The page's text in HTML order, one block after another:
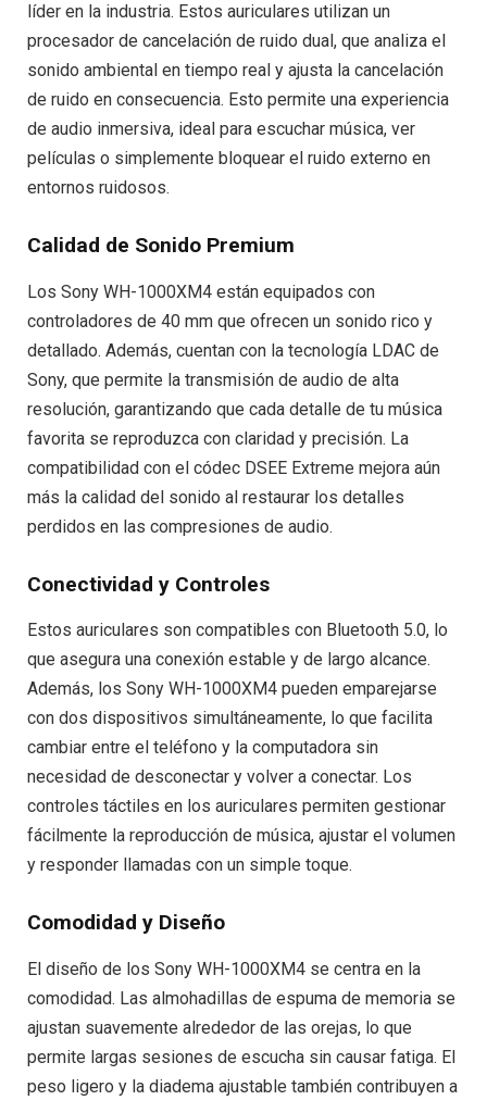
líder en la industria. Estos auriculares utilizan un
procesador de cancelación de ruido dual, que analiza el
sonido ambiental en tiempo real y ajusta la cancelación
de ruido en consecuencia. Esto permite una experiencia
de audio inmersiva, ideal para escuchar música, ver
películas o simplemente bloquear el ruido externo en
entornos ruidosos.
Calidad de Sonido Premium
Los Sony WH-1000XM4 están equipados con
controladores de 40 mm que ofrecen un sonido rico y
detallado. Además, cuentan con la tecnología LDAC de
Sony, que permite la transmisión de audio de alta
resolución, garantizando que cada detalle de tu música
favorita se reproduzca con claridad y precisión. La
compatibilidad con el códec DSEE Extreme mejora aún
más la calidad del sonido al restaurar los detalles
perdidos en las compresiones de audio.
Conectividad y Controles
Estos auriculares son compatibles con Bluetooth 5.0, lo
que asegura una conexión estable y de largo alcance.
Además, los Sony WH-1000XM4 pueden emparejarse
con dos dispositivos simultáneamente, lo que facilita
cambiar entre el teléfono y la computadora sin
necesidad de desconectar y volver a conectar. Los
controles táctiles en los auriculares permiten gestionar
fácilmente la reproducción de música, ajustar el volumen
y responder llamadas con un simple toque.
Comodidad y Diseño
El diseño de los Sony WH-1000XM4 se centra en la
comodidad. Las almohadillas de espuma de memoria se
ajustan suavemente alrededor de las orejas, lo que
permite largas sesiones de escucha sin causar fatiga. El
peso ligero y la diadema ajustable también contribuyen a